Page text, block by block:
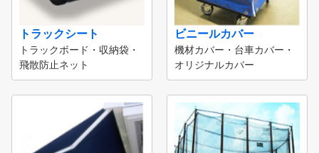
トラックシート
トラックボード・収納袋・
飛散防止ネット
ビニールカバー
機材カバー・台車カバー・
オリジナルカバー